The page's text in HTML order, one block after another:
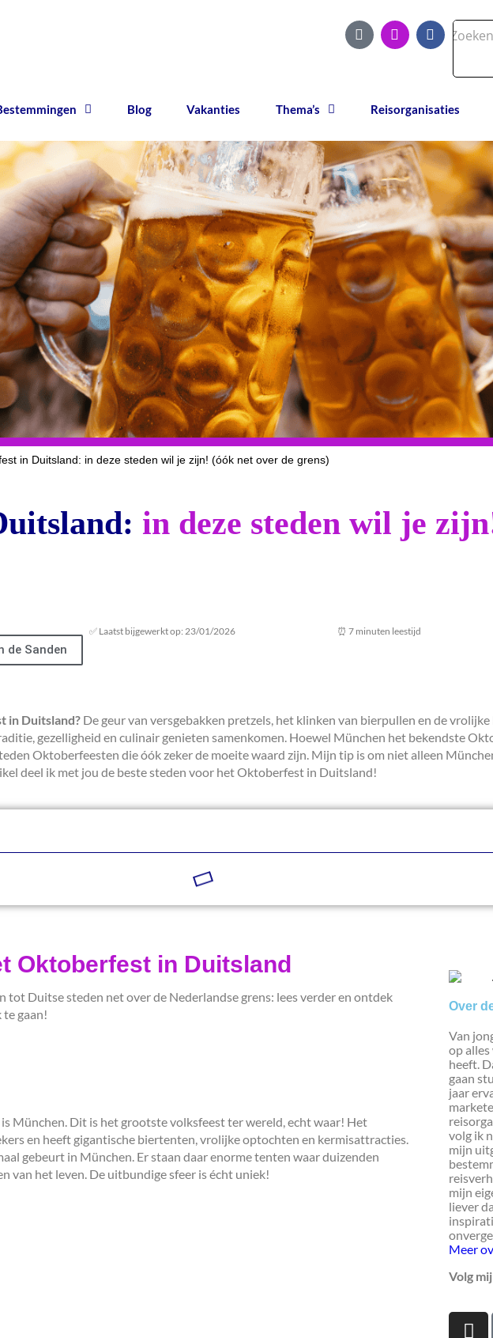
Blog Vakanties Thema’s Reisorganisaties
in Duitsland: in deze steden wil je zijn! (óók net over de grens)
in deze steden wil je
✅ Laatst bijgewerkt op: 23/01/2026 ⏰ 7 minuten leestijd
de Sanden
in Duitsland? De geur van versgebakken pretzels, het klinken van bierpullen en de
gezelligheid en culinair genieten samenkomen. Hoewel München het bekendste
Oktoberfeesten die óók zeker de moeite waard zijn. Mijn tip is om niet alleen
deel ik met jou de beste steden voor het Oktoberfest in Duitsland!
Oktoberfest in Duitsland
Duitse steden net over de Nederlandse grens: lees verder en ontdek
gaan!
München. Dit is het grootste volksfeest ter wereld, echt waar! Het
en heeft gigantische biertenten, vrolijke optochten en kermisattracties.
gebeurt in München. Er staan daar enorme tenten waar duizenden
van het leven. De uitbundige sfeer is écht uniek!
Over
Van
op
heeft.
gaan
jaar
volg ik
mijn
mijn
liever
Meer
Volg